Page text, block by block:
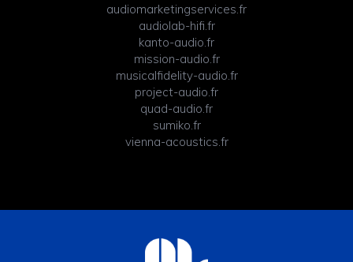
audiomarketingservices.fr
audiolab-hifi.fr
kanto-audio.fr
mission-audio.fr
musicalfidelity-audio.fr
project-audio.fr
quad-audio.fr
sumiko.fr
vienna-acoustics.fr